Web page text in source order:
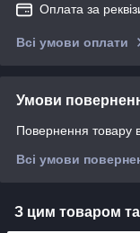
Оплата за
Всі умови оплати
Умови
Повернення товару
Всі умови
З цим товаром